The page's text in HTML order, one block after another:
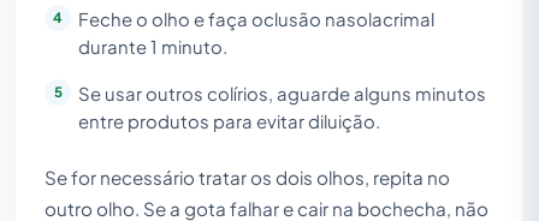
Feche o olho e faça oclusão nasolacrimal
durante 1 minuto.
Se usar outros colírios, aguarde alguns minutos
entre produtos para evitar diluição.
Se for necessário tratar os dois olhos, repita no
outro olho. Se a gota falhar e cair na bochecha, não